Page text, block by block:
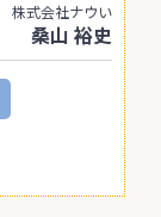
株式会社ナウい
桑山 裕史